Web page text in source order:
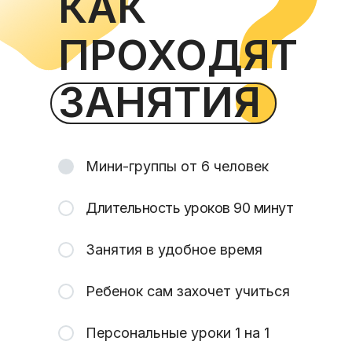
ПРОХОДЯТ
ЗАНЯТИЯ
Мини-группы от 6 человек
Длительность уроков 90 минут
Занятия в удобное время
Ребенок сам захочет учиться
Персональные уроки 1 на 1